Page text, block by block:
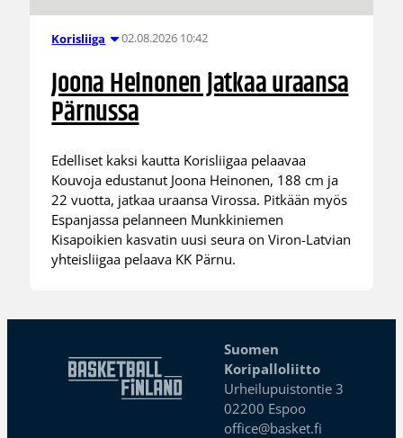
Korisliiga 02.08.2026 10:42
Joona Heinonen jatkaa uraansa
Pärnussa
Edelliset kaksi kautta Korisliigaa pelaavaa
Kouvoja edustanut Joona Heinonen, 188 cm ja
22 vuotta, jatkaa uraansa Virossa. Pitkään myös
Espanjassa pelanneen Munkkiniemen
Kisapoikien kasvatin uusi seura on Viron-Latvian
yhteisliigaa pelaava KK Pärnu.
Suomen
Koripalloliitto
Urheilupuistontie 3
02200 Espoo
office@basket.fi